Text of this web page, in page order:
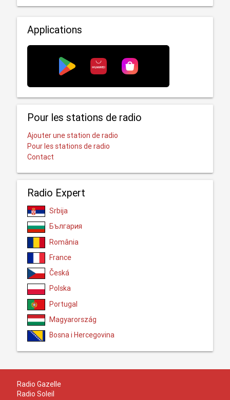
Applications
Pour les stations de radio
Ajouter une station de radio
Pour les stations de radio
Contact
Radio Expert
Srbija
България
România
France
Česká
Polska
Portugal
Magyarország
Bosna i Hercegovina
Radio Gazelle
Radio Soleil